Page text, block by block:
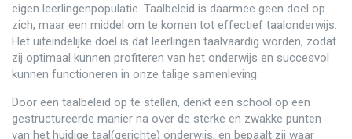
eigen leerlingenpopulatie. Taalbeleid is daarmee geen doel op
zich, maar een middel om te komen tot effectief taalonderwijs.
Het uiteindelijke doel is dat leerlingen taalvaardig worden, zodat
zij optimaal kunnen profiteren van het onderwijs en succesvol
kunnen functioneren in onze talige samenleving.
Door een taalbeleid op te stellen, denkt een school op een
gestructureerde manier na over de sterke en zwakke punten
van het huidige taal(gerichte) onderwijs, en bepaalt zij waar